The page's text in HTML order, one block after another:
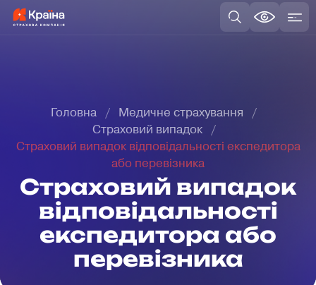
Головна
Медичне страхування
Страховий випадок
Страховий випадок відповідальності експедитора
або перевізника
Страховий випадок
відповідальності
експедитора або
перевізника